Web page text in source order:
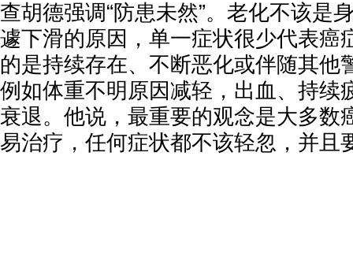
查胡德强调“防患未然”。老化不该是
遽下滑的原因，单一症状很少代表癌
的是持续存在、不断恶化或伴随其他
例如体重不明原因减轻，出血、持续
衰退。他说，最重要的观念是大多数
易治疗，任何症状都不该轻忽，并且